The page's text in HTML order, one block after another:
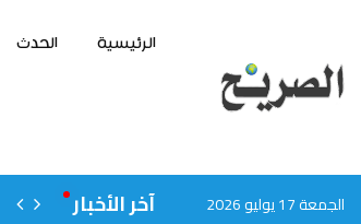
الرئيسية الحدث
الجمعة 17 يوليو 2026 آخر الأخبار